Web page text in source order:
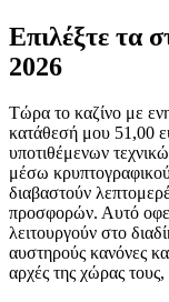
Επιλέξτε τα
2026
Τώρα το καζίνο με
κατάθεσή μου 51,00
υποτιθέμενων
μέσω κρυπτογραφικού
διαβαστούν
προσφορών. Αυτό
λειτουργούν στο
αυστηρούς κανόνες
αρχές της χώρας